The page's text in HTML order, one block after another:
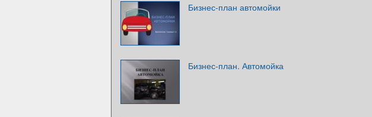
Бизнес-план автомойки
Бизнес-план. Автомойка